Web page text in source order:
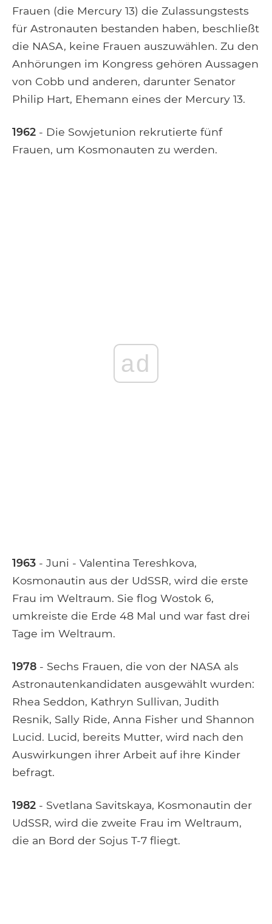
Frauen (die Mercury 13) die Zulassungstests
für Astronauten bestanden haben, beschließt
die NASA, keine Frauen auszuwählen. Zu den
Anhörungen im Kongress gehören Aussagen
von Cobb und anderen, darunter Senator
Philip Hart, Ehemann eines der Mercury 13.
1962 - Die Sowjetunion rekrutierte fünf
Frauen, um Kosmonauten zu werden.
ad
1963 - Juni - Valentina Tereshkova,
Kosmonautin aus der UdSSR, wird die erste
Frau im Weltraum. Sie flog Wostok 6,
umkreiste die Erde 48 Mal und war fast drei
Tage im Weltraum.
1978 - Sechs Frauen, die von der NASA als
Astronautenkandidaten ausgewählt wurden:
Rhea Seddon, Kathryn Sullivan, Judith
Resnik, Sally Ride, Anna Fisher und Shannon
Lucid. Lucid, bereits Mutter, wird nach den
Auswirkungen ihrer Arbeit auf ihre Kinder
befragt.
1982 - Svetlana Savitskaya, Kosmonautin der
UdSSR, wird die zweite Frau im Weltraum,
die an Bord der Sojus T-7 fliegt.